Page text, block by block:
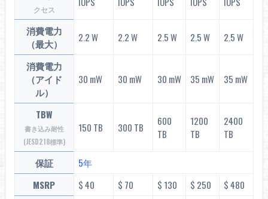
クセス
消費電力
（最大）
2.2 W 2.2 W 2.5 W 2.5 W 2.5 W
消費電力
（アイド
ル）
30 mW 30 mW 30 mW 35 mW 35 mW
TBW
書き込み耐性
(JESD218標準)
150 TB 300 TB
600
TB
1200
TB
2400
TB
保証
5年
MSRP
$ 40 $ 70 $ 130 $ 250 $ 480